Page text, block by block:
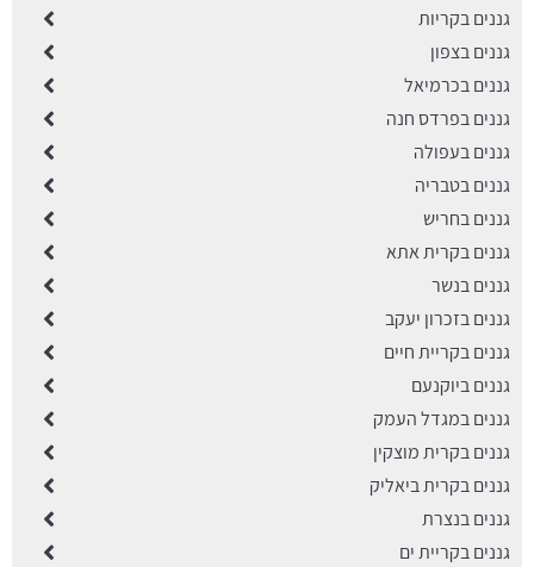
גננים בקריות
גננים בצפון
גננים בכרמיאל
גננים בפרדס חנה
גננים בעפולה
גננים בטבריה
גננים בחריש
גננים בקרית אתא
גננים בנשר
גננים בזכרון יעקב
גננים בקריית חיים
גננים ביוקנעם
גננים במגדל העמק
גננים בקרית מוצקין
גננים בקרית ביאליק
גננים בנצרת
גננים בקריית ים